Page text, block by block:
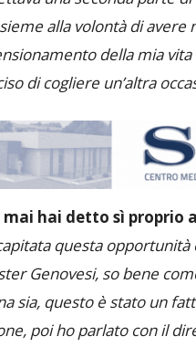
alla volontà di
della mia
di cogliere un’altra
mai hai detto sì proprio
questa opportunità
Genovesi, so bene
sia, questo è stato un
poi ho parlato con il